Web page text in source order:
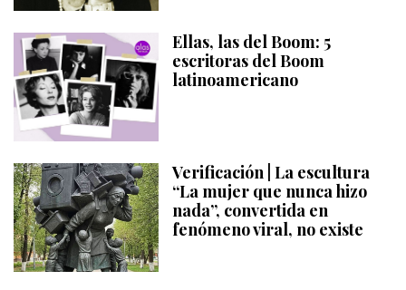
Ellas, las del Boom: 5
escritoras del Boom
latinoamericano
Verificación | La escultura
“La mujer que nunca hizo
nada”, convertida en
fenómeno viral, no existe